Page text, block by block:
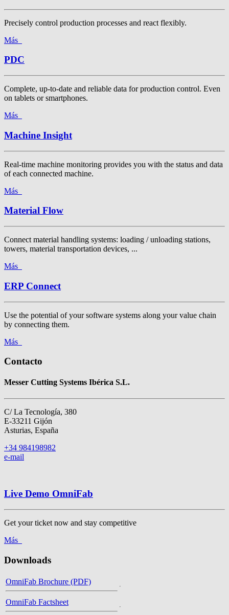
Precisely control production processes and react flexibly.
Más
PDC
Complete, up-to-date and reliable data for production control. Even
on tablets or smartphones.
Más
Machine Insight
Real-time machine monitoring provides you with the status and data
of each connected machine.
Más
Material Flow
Connect material handling systems: loading / unloading stations,
towers, material transportation devices, ...
Más
ERP Connect
Use the potential of your software systems along your value chain
by connecting them.
Más
Contacto
Messer Cutting Systems Ibérica S.L.
C/ La Tecnología, 380
E-33211 Gijón
Asturias, España
+34 984198982
e-mail
Live Demo OmniFab
Get your ticket now and stay competitive
Más
Downloads
OmniFab Brochure (PDF)
OmniFab Factsheet